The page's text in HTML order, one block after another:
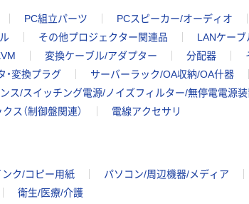
PC組立パーツ PCスピーカー/オーディオ
その他プロジェクター関連品 LANケーブ
変換ケーブル/アダプター 分配器
・変換プラグ サーバーラック/OA収納/OA什器
ンス/スイッチング電源/ノイズフィルター/無停電電源
ス（制御盤関連） 電線アクセサリ
ンク/コピー用紙 パソコン/周辺機器/メディア
衛生/医療/介護